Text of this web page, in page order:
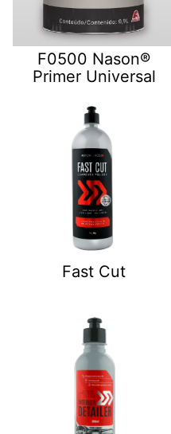
F0500 Nason®
Primer Universal
Fast Cut